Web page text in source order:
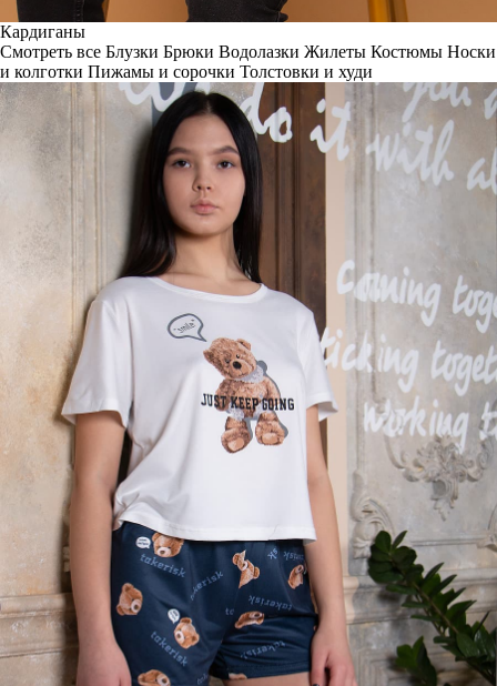
Кардиганы
Смотреть все Блузки Брюки Водолазки Жилеты Костюмы Носки
и колготки Пижамы и сорочки Толстовки и худи